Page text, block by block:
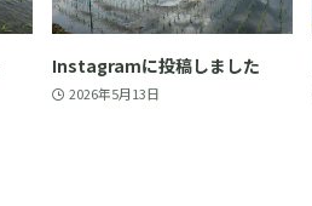
Instagramに投稿しました
2026年5月13日